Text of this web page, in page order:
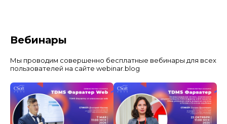
Вебинары
Мы проводим совершенно бесплатные вебинары для всех
пользователей на сайте webinar.blog